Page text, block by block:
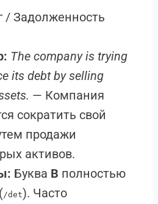
/ Задолженность
The company is trying
its debt by selling
— Компания
сократить свой
продажи
активов.
Буква B полностью
/det). Часто